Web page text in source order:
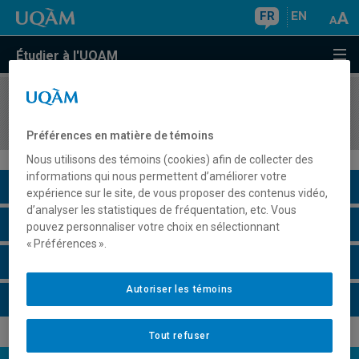
FR EN
Étudier à l'UQAM
COURS//
Description du cours
Horaire - Été 2026
Préférences en matière de témoins
Nous utilisons des témoins (cookies) afin de collecter des
informations qui nous permettent d’améliorer votre
expérience sur le site, de vous proposer des contenus vidéo,
d’analyser les statistiques de fréquentation, etc. Vous
pouvez personnaliser votre choix en sélectionnant
« Préférences ».
Tout refuser
Autoriser les témoins